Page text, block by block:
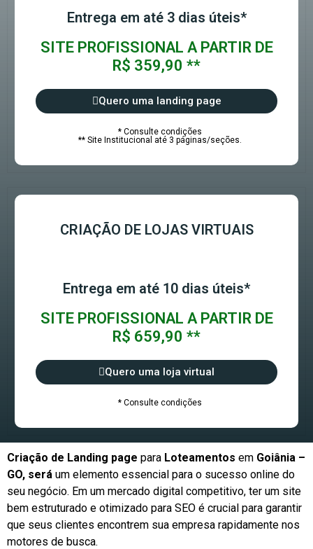
Entrega em até 3 dias úteis*
SITE PROFISSIONAL A PARTIR DE
R$ 359,90 **
Quero uma landing page
* Consulte condições
** Site Institucional até 3 páginas/seções.
CRIAÇÃO DE LOJAS VIRTUAIS
Entrega em até 10 dias úteis*
SITE PROFISSIONAL A PARTIR DE
R$ 659,90 **
Quero uma loja virtual
* Consulte condições
Criação de Landing page para Loteamentos em Goiânia –
GO, será um elemento essencial para o sucesso online do
seu negócio. Em um mercado digital competitivo, ter um site
bem estruturado e otimizado para SEO é crucial para garantir
que seus clientes encontrem sua empresa rapidamente nos
motores de busca.